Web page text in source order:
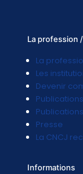
La profession
La
Les
Devenir
Presse
La CNCJ
Informations